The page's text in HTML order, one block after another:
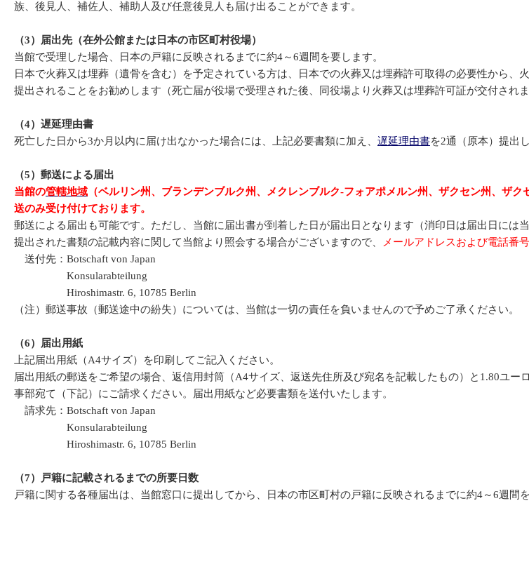
族、後見人、補佐人、補助人及び任意後見人も届け出ることができます。
（3）届出先（在外公館または日本の市区町村役場）
当館で受理した場合、日本の戸籍に反映されるまでに約4～6週間を要します。
日本で火葬又は埋葬（遺骨を含む）を予定されている方は、日本での火葬又は埋葬許可取得の必要性から、
提出されることをお勧めします（死亡届が役場で受理された後、同役場より火葬又は埋葬許可証が交付されま
（4）遅延理由書
死亡した日から3か月以内に届け出なかった場合には、上記必要書類に加え、 遅延理由書を2通（原本）提出
（5）郵送による届出
当館の管轄地域 （ベルリン州、ブランデンブルク州、メクレンブルク‐フォアポメルン州、ザクセン州、ザ
送のみ受け付けております。
郵送による届出も可能です。ただし、当館に届出書が到着した日が届出日となります（消印日は届出日には当
提出された書類の記載内容に関して当館より照会する場合がございますので、
メールアドレスおよび電話番号
送付先：Botschaft von Japan
Konsularabteilung
Hiroshimastr. 6, 10785 Berlin
（注）郵送事故（郵送途中の紛失）については、当館は一切の責任を負いませんので予めご了承ください。
（6）届出用紙
上記届出用紙（A4サイズ）を印刷してご記入ください。
届出用紙の郵送をご希望の場合、返信用封筒（A4サイズ、返送先住所及び宛名を記載したもの）と1.80ユー
事部宛て（下記）にご請求ください。届出用紙など必要書類を送付いたします。
請求先：Botschaft von Japan
Konsularabteilung
Hiroshimastr. 6, 10785 Berlin
（7）戸籍に記載されるまでの所要日数
戸籍に関する各種届出は、当館窓口に提出してから、日本の市区町村の戸籍に反映されるまでに約4～6週間を